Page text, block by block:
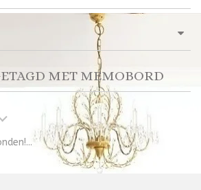
MET MEMOBORD